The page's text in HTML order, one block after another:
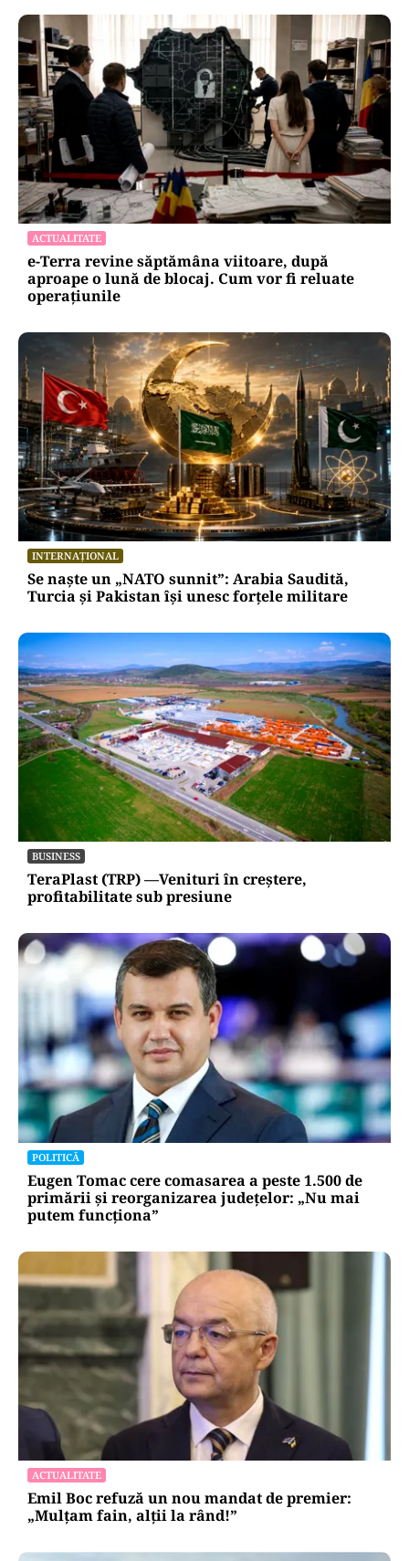
ACTUALITATE
e-Terra revine săptămâna viitoare, după
aproape o lună de blocaj. Cum vor fi reluate
operațiunile
INTERNAȚIONAL
Se naște un „NATO sunnit”: Arabia Saudită,
Turcia și Pakistan își unesc forțele militare
BUSINESS
TeraPlast (TRP) —Venituri în creștere,
profitabilitate sub presiune
POLITICĂ
Eugen Tomac cere comasarea a peste 1.500 de
primării și reorganizarea județelor: „Nu mai
putem funcționa”
ACTUALITATE
Emil Boc refuză un nou mandat de premier:
„Mulțam fain, alții la rând!”